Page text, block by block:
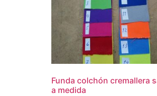
Funda colchón cremallera
a medida